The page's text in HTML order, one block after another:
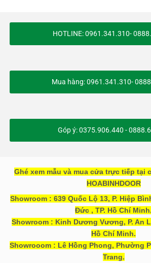
HOTLINE: 0961.341.310-
Mua hàng: 0961.341.310-
Góp ý: 0375.906.440 -
Ghé xem mẫu và mua cửa trực tiếp tại
HOABINHDOOR
Showroom : 639 Quốc Lộ 13, P. Hiệp
Đức , TP. Hồ Chí Minh.
Showroom : Kinh Dương Vương, P. An
Hồ Chí Minh.
Showrooom : Lê Hồng Phong, Phường
Trang.